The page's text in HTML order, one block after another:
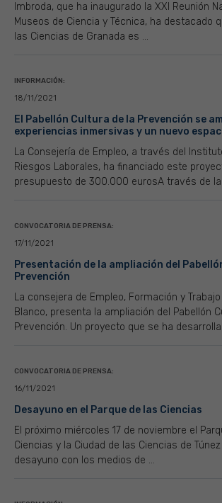
Imbroda, que ha inaugurado la XXI Reunión
Museos de Ciencia y Técnica, ha destacado
las Ciencias de Granada es ...
INFORMACIÓN:
18/11/2021
El Pabellón Cultura de la Prevención se
experiencias inmersivas y un nuevo
La Consejería de Empleo, a través del
Riesgos Laborales, ha financiado este
presupuesto de 300.000 eurosA través de la
CONVOCATORIA DE PRENSA:
17/11/2021
Presentación de la ampliación del
Prevención
La consejera de Empleo, Formación y
Blanco, presenta la ampliación del Pabellón
Prevención. Un proyecto que se ha
CONVOCATORIA DE PRENSA:
16/11/2021
Desayuno en el Parque de las Ciencias
El próximo miércoles 17 de noviembre el
Ciencias y la Ciudad de las Ciencias de
desayuno con los medios de ...